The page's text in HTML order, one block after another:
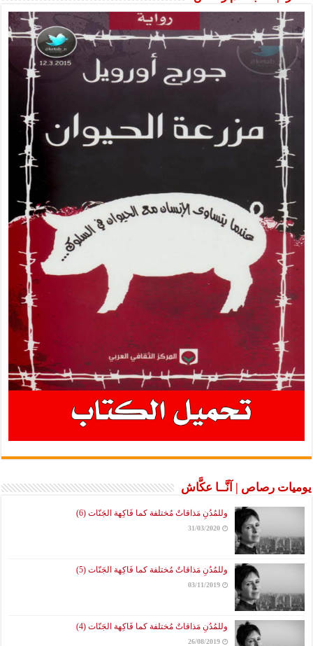
يوميات رصاص | آنَّــا عكَّاش
وللمُدُنِ مَذاقاتٌ مُختلفة كما فَاكِهة الجَنّات (6)
31/03/2020
وللمُدُنِ مَذاقاتٌ مُختلفة كما فَاكِهة الجَنّات (5)
03/11/2019
وللمُدُنِ مَذاقاتٌ مُختلفة كما فَاكِهة الجَنّات (4)
26/08/2019